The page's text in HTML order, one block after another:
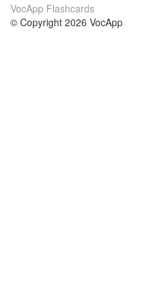
VocApp Flashcards
© Copyright 2026 VocApp